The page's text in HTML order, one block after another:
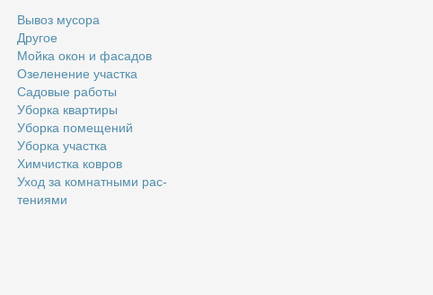
Вы­воз му­со­ра
Дру­гое
Мой­ка окон и фа­са­дов
Озе­ле­не­ние участ­ка
Са­до­вые ра­бо­ты
Убор­ка квар­ти­ры
Убор­ка по­ме­ще­ний
Убор­ка участ­ка
Хим­чист­ка ков­ров
Уход за ком­нат­ны­ми рас­
те­ни­я­ми